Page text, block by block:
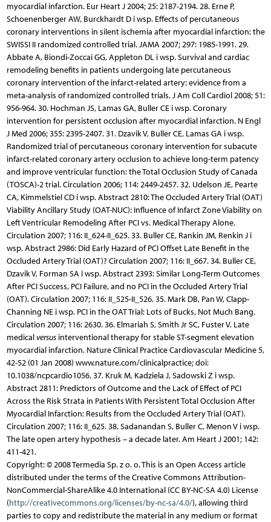
myocardial infarction. Eur Heart J 2004; 25: 2187-2194. 28. Erne P,
Schoenenberger AW, Burckhardt D i wsp. Effects of percutaneous
coronary interventions in silent ischemia after myocardial infarction: the
SWISSI II randomized controlled trial. JAMA 2007; 297: 1985-1991. 29.
Abbate A, Biondi-Zoccai GG, Appleton DL i wsp. Survival and cardiac
remodeling benefits in patients undergoing late percutaneous
coronary intervention of the infarct-related artery: evidence from a
meta-analysis of randomized controlled trials. J Am Coll Cardiol 2008; 51:
956-964. 30. Hochman JS, Lamas GA, Buller CE i wsp. Coronary
intervention for persistent occlusion after myocardial infarction. N Engl
J Med 2006; 355: 2395-2407. 31. Dzavik V, Buller CE, Lamas GA i wsp.
Randomized trial of percutaneous coronary intervention for subacute
infarct-related coronary artery occlusion to achieve long-term patency
and improve ventricular function: the Total Occlusion Study of Canada
(TOSCA)-2 trial. Circulation 2006; 114: 2449-2457. 32. Udelson JE, Pearte
CA, Kimmelstiel CD i wsp. Abstract 2810: The Occluded Artery Trial (OAT)
Viability Ancillary Study (OAT-NUC): Influence of Infarct Zone Viability on
Left Ventricular Remodeling After PCI vs. Medical Therapy Alone.
Circulation 2007; 116: II_624-II_625. 33. Buller CE, Rankin JM, Renkin J i
wsp. Abstract 2986: Did Early Hazard of PCI Offset Late Benefit in the
Occluded Artery Trial (OAT)? Circulation 2007; 116: II_667. 34. Buller CE,
Dzavik V, Forman SA i wsp. Abstract 2393: Similar Long-Term Outcomes
After PCI Success, PCI Failure, and no PCI in the Occluded Artery Trial
(OAT). Circulation 2007; 116: II_525-II_526. 35. Mark DB, Pan W, Clapp-
Channing NE i wsp. PCI in the OAT Trial: Lots of Bucks, Not Much Bang.
Circulation 2007; 116: 2630. 36. Elmariah S, Smith Jr SC, Fuster V. Late
medicalversusinterventional therapy for stable ST-segment elevation
myocardial infarction. Nature Clinical Practice Cardiovascular Medicine 5,
42-52 (01 Jan 2008) www.nature.com/clinicalpractice; doi:
10.1038/ncpcardio1056. 37. Kruk M, Kadziela J, Sadowski Z i wsp.
Abstract 2811: Predictors of Outcome and the Lack of Effect of PCI
Across the Risk Strata in Patients With Persistent Total Occlusion After
Myocardial Infarction: Results from the Occluded Artery Trial (OAT).
Circulation 2007; 116: II_625. 38. Sadanandan S, Buller C, Menon V i wsp.
The late open artery hypothesis – a decade later. Am Heart J 2001; 142:
411-421.
Copyright: © 2008 Termedia Sp. z o. o. This is an Open Access article
distributed under the terms of the Creative Commons Attribution-
NonCommercial-ShareAlike 4.0 International (CC BY-NC-SA 4.0) License
(http://creativecommons.org/licenses/by-nc-sa/4.0/), allowing third
parties to copy and redistribute the material in any medium or format